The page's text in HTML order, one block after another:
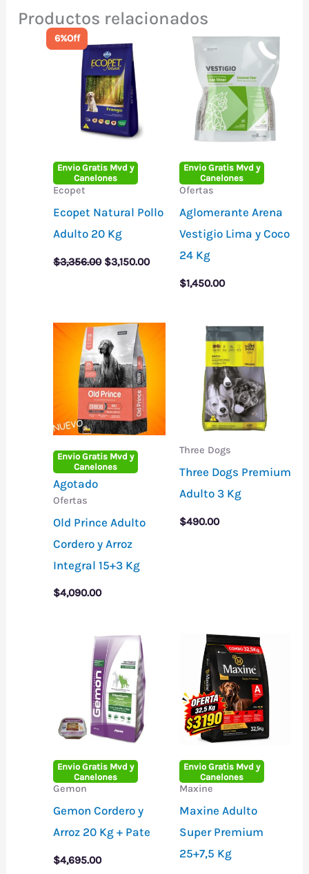
Productos relacionados
Envio Gratis Mvd y
Canelones
6%Off
Ecopet
Ecopet Natural Pollo
Adulto 20 Kg
$3,356.00 El
precio
$3,150.00El
actual
Envio Gratis Mvd y
Canelones
Ofertas
Aglomerante Arena
Vestigio Lima y Coco
24 Kg
$1,450.00
Envio Gratis Mvd y
Canelones
Agotado
Ofertas
Old Prince Adulto
Cordero y Arroz
Integral 15+3 Kg
$4,090.00
Three Dogs
Three Dogs Premium
Adulto 3 Kg
$490.00
Envio Gratis Mvd y
Canelones
Gemon
Gemon Cordero y
Arroz 20 Kg + Pate
$4,695.00
Envio Gratis Mvd y
Canelones
Maxine
Maxine Adulto
Super Premium
25+7,5 Kg